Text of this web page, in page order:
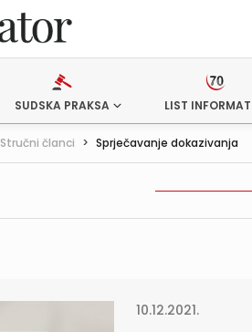
SUDSKA PRAKSA LIST
Stručni članci > Sprječavanje dokazivanja
10.12.2021.